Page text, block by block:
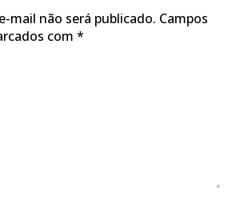
mail não será publicado. Campos
com *